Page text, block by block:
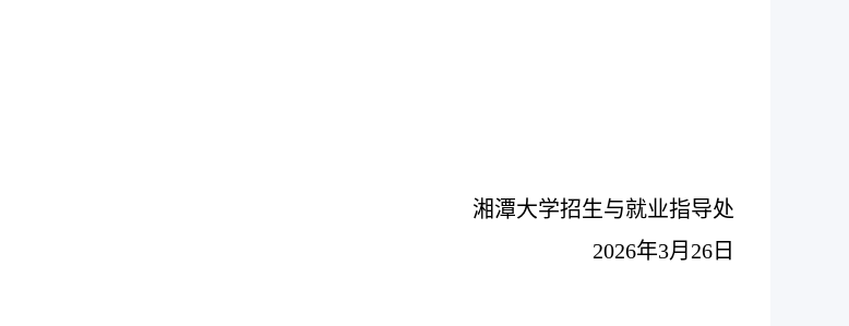
湘潭大学招生与就业指导处
2026年3月 26 日